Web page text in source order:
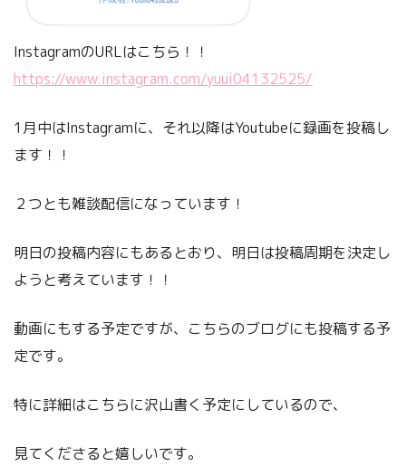
InstagramのURLはこちら！！
https://www.instagram.com/yuui04132525/
1月中はInstagramに、それ以降はYoutubeに録画を投稿し
ます！！
２つとも雑談配信になっています！
明日の投稿内容にもあるとおり、明日は投稿周期を決定し
ようと考えています！！
動画にもする予定ですが、こちらのブログにも投稿する予
定です。
特に詳細はこちらに沢山書く予定にしているので、
見てくださると嬉しいです。